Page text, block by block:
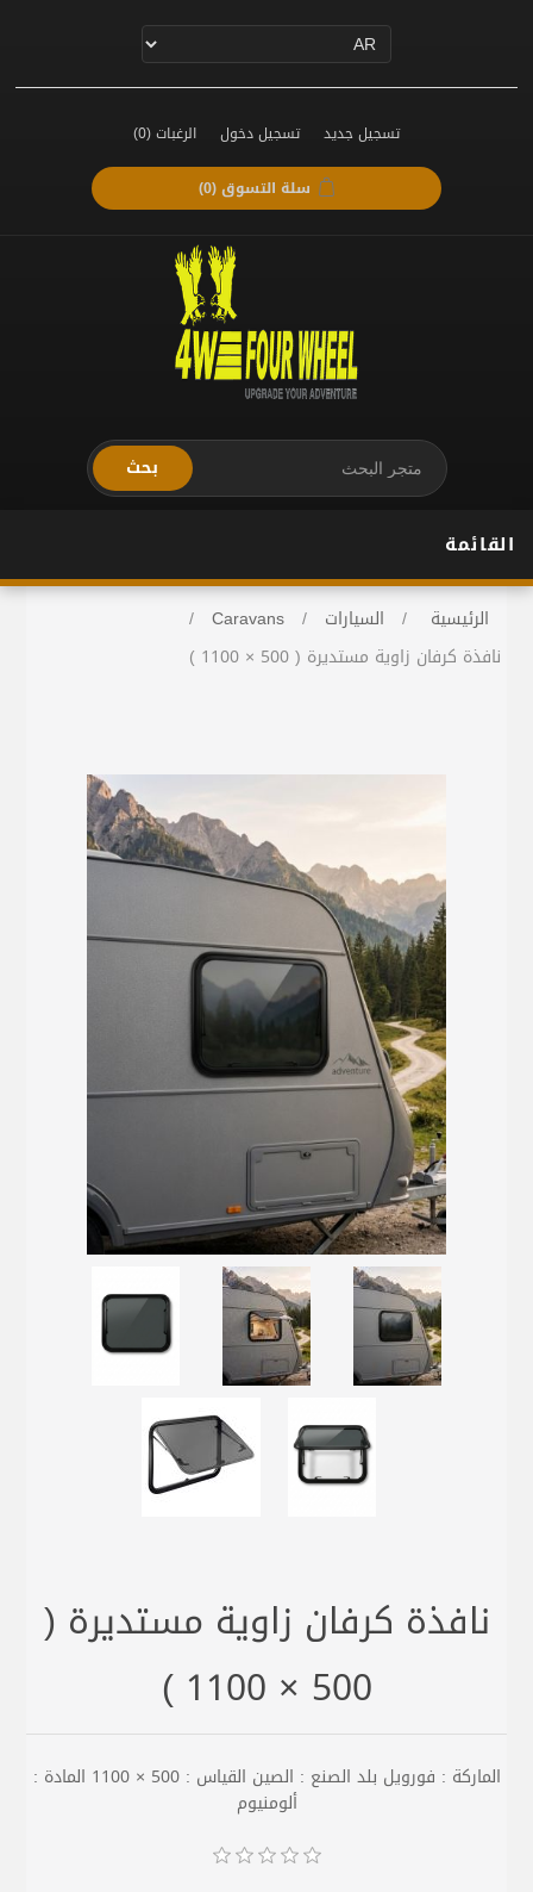
تسجيل جديد تسجيل دخول الرغبات(0)
سلة التسوق(0)
بحث
القائمة
الرئيسية / السيارات /
Caravans
/
نافذة كرفان زاوية مستديرة ( 500 × 1100 )
نافذة كرفان زاوية مستديرة (
500 × 1100 )
الماركة : فورويل بلد الصنع : الصين القياس : 500 × 1100 المادة :
ألومنيوم